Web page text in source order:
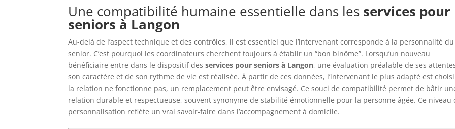
Une compatibilité humaine essentielle dans les services pour
seniors à Langon
Au-delà de l’aspect technique et des contrôles, il est essentiel que l’intervenant corresponde à la personnalité du
senior. C’est pourquoi les coordinateurs cherchent toujours à établir un “bon binôme”. Lorsqu’un nouveau
bénéficiaire entre dans le dispositif desservices pour seniors à Langon, une évaluation préalable de ses
son caractère et de son rythme de vie est réalisée. À partir de ces données, l’intervenant le plus adapté est
la relation ne fonctionne pas, un remplacement peut être envisagé. Ce souci de compatibilité permet de bâtir
relation durable et respectueuse, souvent synonyme de stabilité émotionnelle pour la personne âgée. Ce niveau
personnalisation reflète un vrai savoir-faire dans l’accompagnement à domicile.